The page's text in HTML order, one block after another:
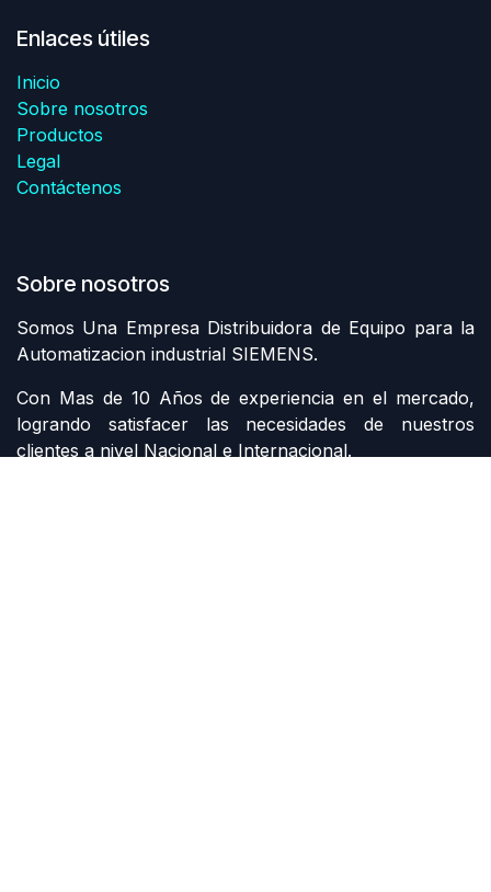
Enlaces útiles
Inicio
Sobre nosotros
Productos
Legal
Contáctenos
Sobre nosotros
Somos Una Empresa Distribuidora de Equipo para la
Automatizacion industrial SIEMENS.
Con Mas de 10 Años de experiencia en el mercado,
logrando satisfacer las necesidades de nuestros
clientes a nivel Nacional e Internacional.